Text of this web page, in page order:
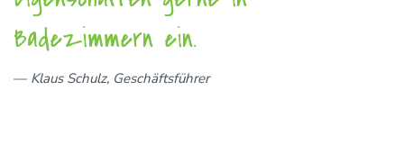
Badezimmern ein.
Klaus Schulz, Geschäftsführer